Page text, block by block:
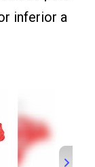
inferior a